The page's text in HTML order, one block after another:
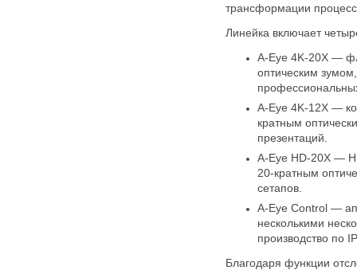
трансформации
Линейка включает
A-Eye 4K-20X —
оптическим
A-Eye 4K-12X —
кратным
презентаций.
A-Eye HD-20X —
20-кратным
сетапов.
A-Eye Control —
несколькими
производство по
Благодаря функции